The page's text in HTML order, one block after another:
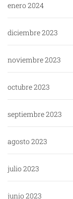
enero 2024
diciembre 2023
noviembre 2023
octubre 2023
septiembre 2023
agosto 2023
julio 2023
junio 2023